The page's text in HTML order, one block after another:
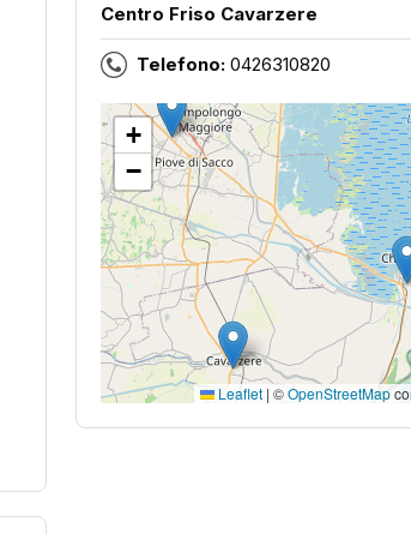
Centro Friso Cavarzere
Telefono: 0426310820
+
−
Leaflet | ©OpenStreetMap